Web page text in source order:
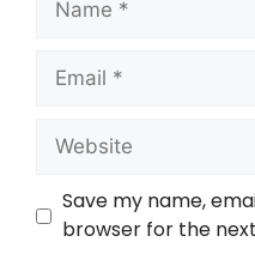
Save my name,
browser for the